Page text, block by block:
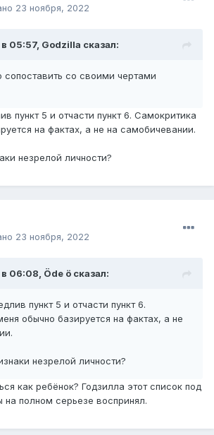
23 ноября, 2022
05:57, Godzilla сказал:
сопоставить со своими чертами
пункт 5 и отчасти пункт 6. Самокритика
на фактах, а не на самобичевании.
незрелой личности?
23 ноября, 2022
в 06:08, Öde ö сказал:
пункт 5 и отчасти пункт 6.
обычно базируется на фактах, а не
незрелой личности?
как ребёнок? Годзилла этот список под
на полном серьезе воспринял.